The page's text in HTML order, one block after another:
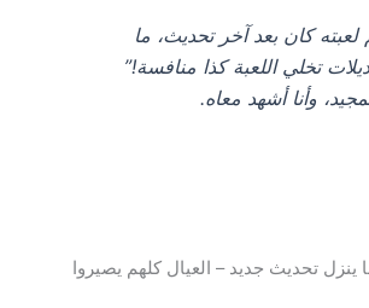
كان بعد آخر تحديث، ما
تخلي اللعبة كذا منافسة!”
وأنا أشهد معاه.
ينزل تحديث جديد – العيال كلهم يصيروا